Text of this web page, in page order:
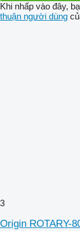
Khi nhấp vào đây,
thuận người dùng
3
Origin ROTARY-